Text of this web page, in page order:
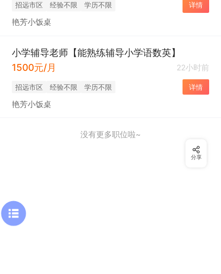
招远市区 经验不限 学历不限 详情
艳芳小饭桌
小学辅导老师【能熟练辅导小学语数英】
1500元/月
22小时前
招远市区 经验不限 学历不限 详情
艳芳小饭桌
没有更多职位啦~
分享